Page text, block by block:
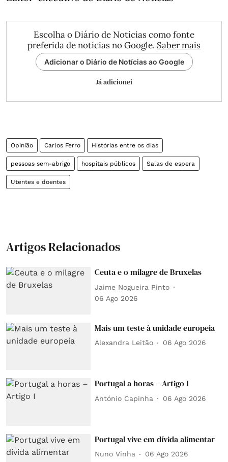
Escolha o Diário de Notícias como fonte
preferida de notícias no Google. Saber mais
Adicionar o Diário de Notícias ao Google
Já adicionei
Opinião Carlos Ferro Histórias entre os dias
pessoas sem-abrigo hospitais públicos Salas de espera
Utentes e doentes
Artigos Relacionados
Ceuta e o milagre de Bruxelas
Jaime Nogueira Pinto
06 Ago 2026
Mais um teste à unidade europeia
Alexandra Leitão 06 Ago 2026
Portugal a horas – Artigo I
António Capinha 06 Ago 2026
Portugal vive em dívida alimentar
Nuno Vinha 06 Ago 2026